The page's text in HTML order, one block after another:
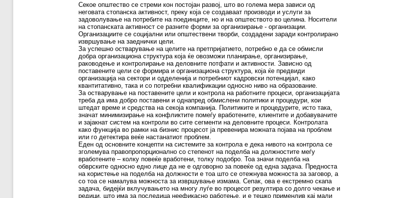
Секое општество се стреми кон постојан развој, што во голема мера зависи од
неговата стопанска активност, преку која се создаваат производи и услуги за
задоволување на потребите на поединците, но и на општеството во целина. Носители
на стопанската активност се разните форми за организирање - организации.
Организациите се социјални или општествени творби, создадени заради контролирано
извршување на заеднички цели.
За успешно остварување на целите на претпријатието, потребно е да се обмисли
добра организациона структура која ќе овозможи планирање, организирање,
раководење и контролирање на деловните потфати и активности. Зависно од
поставените цели се формира и организациона структура, која ќе предвиди
организација на сектори и одделенија и потребниот кадровски потенцијал, како
квантитативно, така и со потребни квалификации односно ниво на образование.
За остварување на поставените цели и контрола на работните процеси, организацијата
треба да има добро поставени и однапред обмислени политики и процедури, кои
штедат време и средства на секоја компанија. Политиките и процедурите, исто така,
значат минимизирање на конфликтите помеѓу вработените, клиентите и добавувачите
и зајакнат систем на контроли во сите сегменти на деловните процеси. Контролата
како функција во рамки на бизнис процесот ја превенира можната појава на проблем
или го детектира веќе настанатиот проблем.
Еден од основните концепти на системите за контрола е дека нивото на контрола се
зголемува правопропорционално со степенот на поделба на должностите меѓу
вработените – колку повеќе вработени, толку подобро. Тоа значи поделба на
обврските односно едно лице да не е одговорно за повеќе од една задача. Предноста
на користење на поделба на должности е тоа што се отежнува можноста за заговор, а
со тоа се намалува можноста за извршување измама. Сепак, ова е екстремно скапа
задача, бидејќи вклучувањето на многу луѓе во процесот резултира со долго чекање и
редици, што има за последица неефикасно работење, и е тешко применлив кај мали